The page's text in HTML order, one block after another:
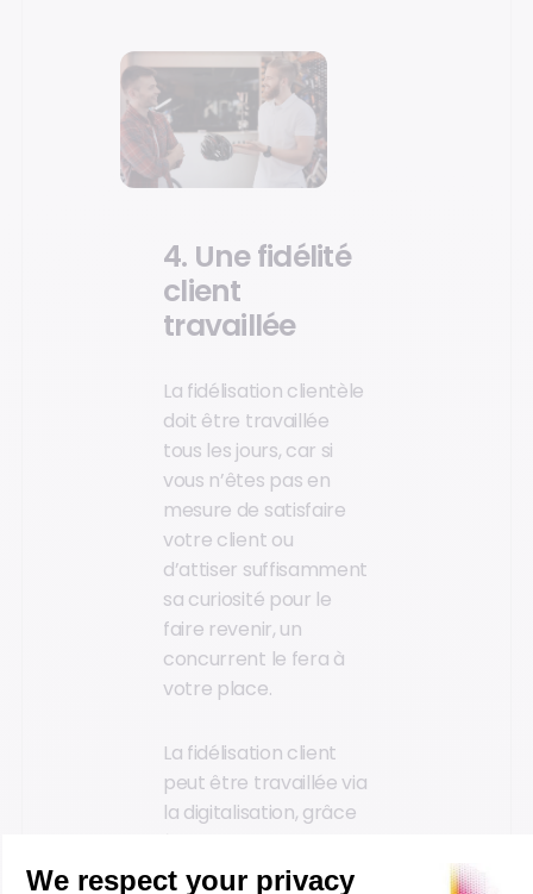
4. Une fidélité
client
travaillée
La fidélisation clientèle
doit être travaillée
tous les jours, car si
vous n’êtes pas en
mesure de satisfaire
votre client ou
d’attiser suffisamment
sa curiosité pour le
faire revenir, un
concurrent le fera à
votre place.
La fidélisation client
peut être travaillée via
la digitalisation, grâce
données commune.